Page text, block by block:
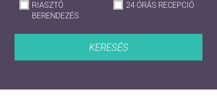
RIASZTÓ
BERENDEZÉS
24 ÓRÁS RECEPCIÓ
KERESÉS